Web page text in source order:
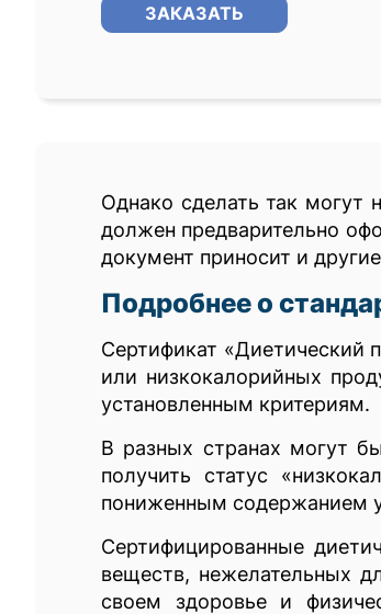
ЗАКАЗАТЬ
Однако сделать так могут
должен предварительно
документ приносит и
Подробнее о
Сертификат «Диетический
или низкокалорийных
установленным критериям.
В разных странах могут
получить статус
пониженным содержанием
Сертифицированные
веществ, нежелательных
своем здоровье и